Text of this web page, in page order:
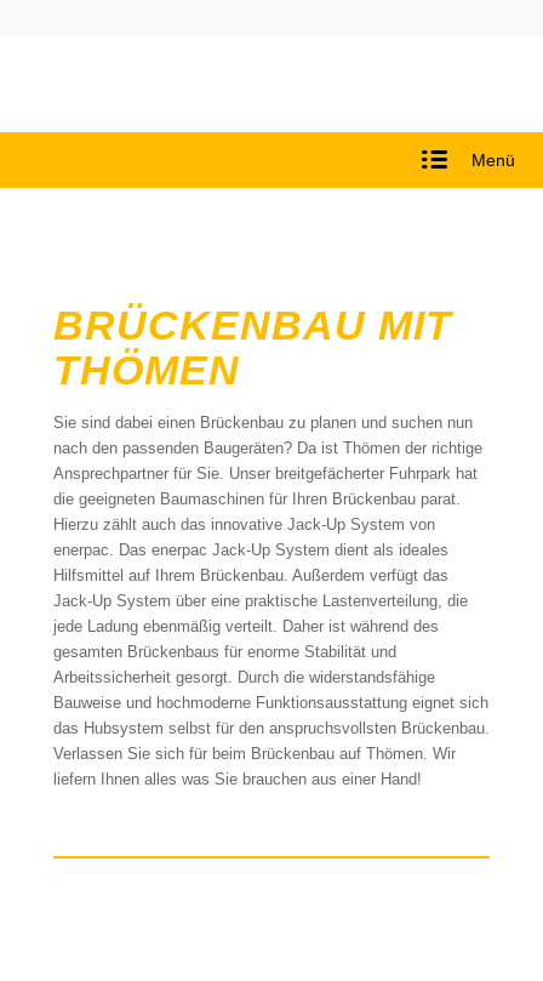
Menü
BRÜCKENBAU MIT
THÖMEN
Sie sind dabei einen Brückenbau zu planen und suchen nun
nach den passenden Baugeräten? Da ist Thömen der richtige
Ansprechpartner für Sie. Unser breitgefächerter Fuhrpark hat
die geeigneten Baumaschinen für Ihren Brückenbau parat.
Hierzu zählt auch das innovative Jack-Up System von
enerpac. Das enerpac Jack-Up System dient als ideales
Hilfsmittel auf Ihrem Brückenbau. Außerdem verfügt das
Jack-Up System über eine praktische Lastenverteilung, die
jede Ladung ebenmäßig verteilt. Daher ist während des
gesamten Brückenbaus für enorme Stabilität und
Arbeitssicherheit gesorgt. Durch die widerstandsfähige
Bauweise und hochmoderne Funktionsausstattung eignet sich
das Hubsystem selbst für den anspruchsvollsten Brückenbau.
Verlassen Sie sich für beim Brückenbau auf Thömen. Wir
liefern Ihnen alles was Sie brauchen aus einer Hand!